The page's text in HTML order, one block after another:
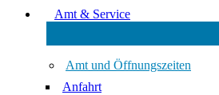
Amt & Service
Amt und Öffnungszeiten
Anfahrt